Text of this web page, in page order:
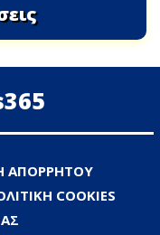
ΑΠΟΡΡΗΤΟΥ
COOKIES